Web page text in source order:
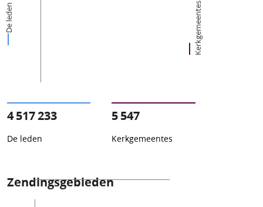
De leden Kerkgemeentes
4 517 233
De leden
5 547
Kerkgemeentes
Zendingsgebieden